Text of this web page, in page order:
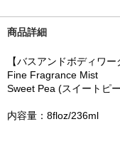
商品詳細
【バスアンドボディワ
Fine Fragrance Mist
Sweet Pea (スイートピ
内容量：8floz/236ml